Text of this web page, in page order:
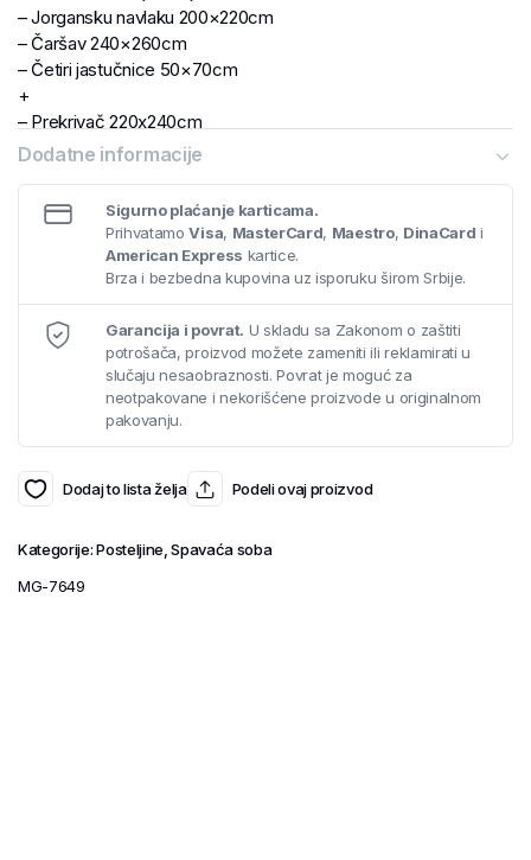
– Jorgansku navlaku 200×220cm
– Čaršav 240×260cm
– Četiri jastučnice 50×70cm
+
– Prekrivač 220x240cm
Dodatne informacije
Sigurno plaćanje karticama.
PrihvatamoVisa, MasterCard, Maestro, DinaCard i
American Express kartice.
Brza i bezbedna kupovina uz isporuku širom Srbije.
Garancija i povrat. U skladu sa Zakonom o zaštiti
potrošača, proizvod možete zameniti ili reklamirati u
slučaju nesaobraznosti. Povrat je moguć za
neotpakovane i nekorišćene proizvode u originalnom
pakovanju.
Dodaj to lista želja Podeli ovaj proizvod
Kategorije:Posteljine ,Spavaća soba
MG-7649